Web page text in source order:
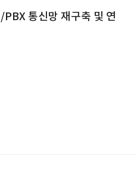
통신망 재구축 및 연